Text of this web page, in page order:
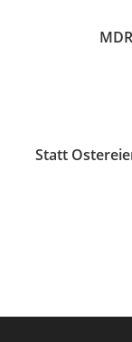
Statt